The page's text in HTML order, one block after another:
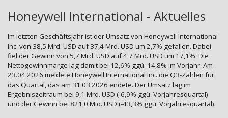
Honeywell International - Aktuelles
Im letzten Geschäftsjahr ist der Umsatz von Honeywell International
Inc. von 38,5 Mrd. USD auf 37,4 Mrd. USD um 2,7% gefallen. Dabei
fiel der Gewinn von 5,7 Mrd. USD auf 4,7 Mrd. USD um 17,1%. Die
Nettogewinnmarge lag damit bei 12,6% ggü. 14,8% im Vorjahr. Am
23.04.2026 meldete Honeywell International Inc. die Q3-Zahlen für
das Quartal, das am 31.03.2026 endete. Der Umsatz lag im
Ergebniszeitraum bei 9,1 Mrd. USD (-6,9% ggü. Vorjahresquartal)
und der Gewinn bei 821,0 Mio. USD (-43,3% ggü. Vorjahresquartal).